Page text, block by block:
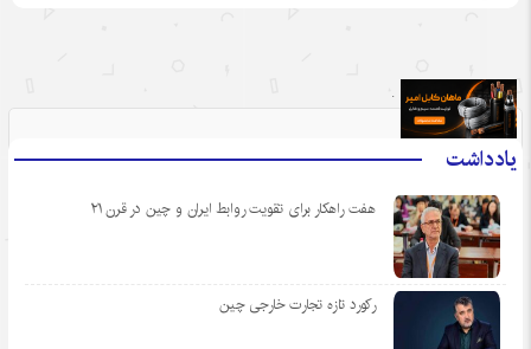
یادداشت
هفت راهکار برای تقویت روابط ایران و چین در قرن ۲۱
رکورد تازه تجارت خارجی چین
.